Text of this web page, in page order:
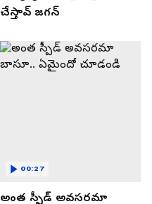
చేస్తావ్ జగన్
అంత స్పీడ్ అవసరమా
00:27